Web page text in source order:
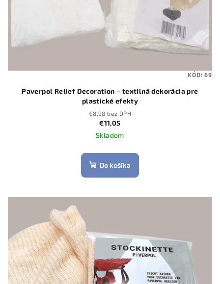
Paverpol Relief Decoration – textilná dekorácia pre
plastické efekty
€8,98 bez DPH
€11,05
Skladom
Do košíka
KÓD:69